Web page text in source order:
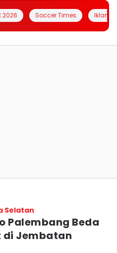
Soccer Times Iklanin
Selatan
Palembang Beda
di Jembatan